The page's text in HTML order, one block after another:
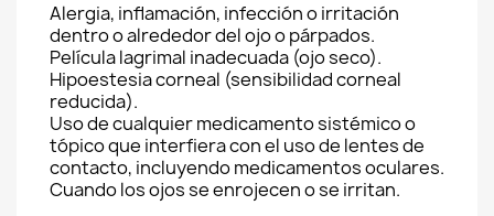
Alergia, inflamación, infección o irritación
dentro o alrededor del ojo o párpados.
Película lagrimal inadecuada (ojo seco).
Hipoestesia corneal (sensibilidad corneal
reducida).
Uso de cualquier medicamento sistémico o
tópico que interfiera con el uso de lentes de
contacto, incluyendo medicamentos oculares.
Cuando los ojos se enrojecen o se irritan.